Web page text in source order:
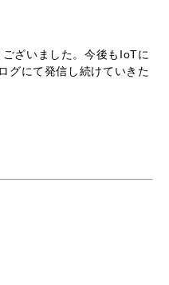
ざいました。今後もIoTに
グにて発信し続けていきた